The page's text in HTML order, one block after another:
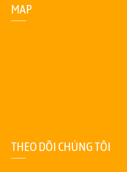
MAP
THEO DÕI CHÚNG TÔI